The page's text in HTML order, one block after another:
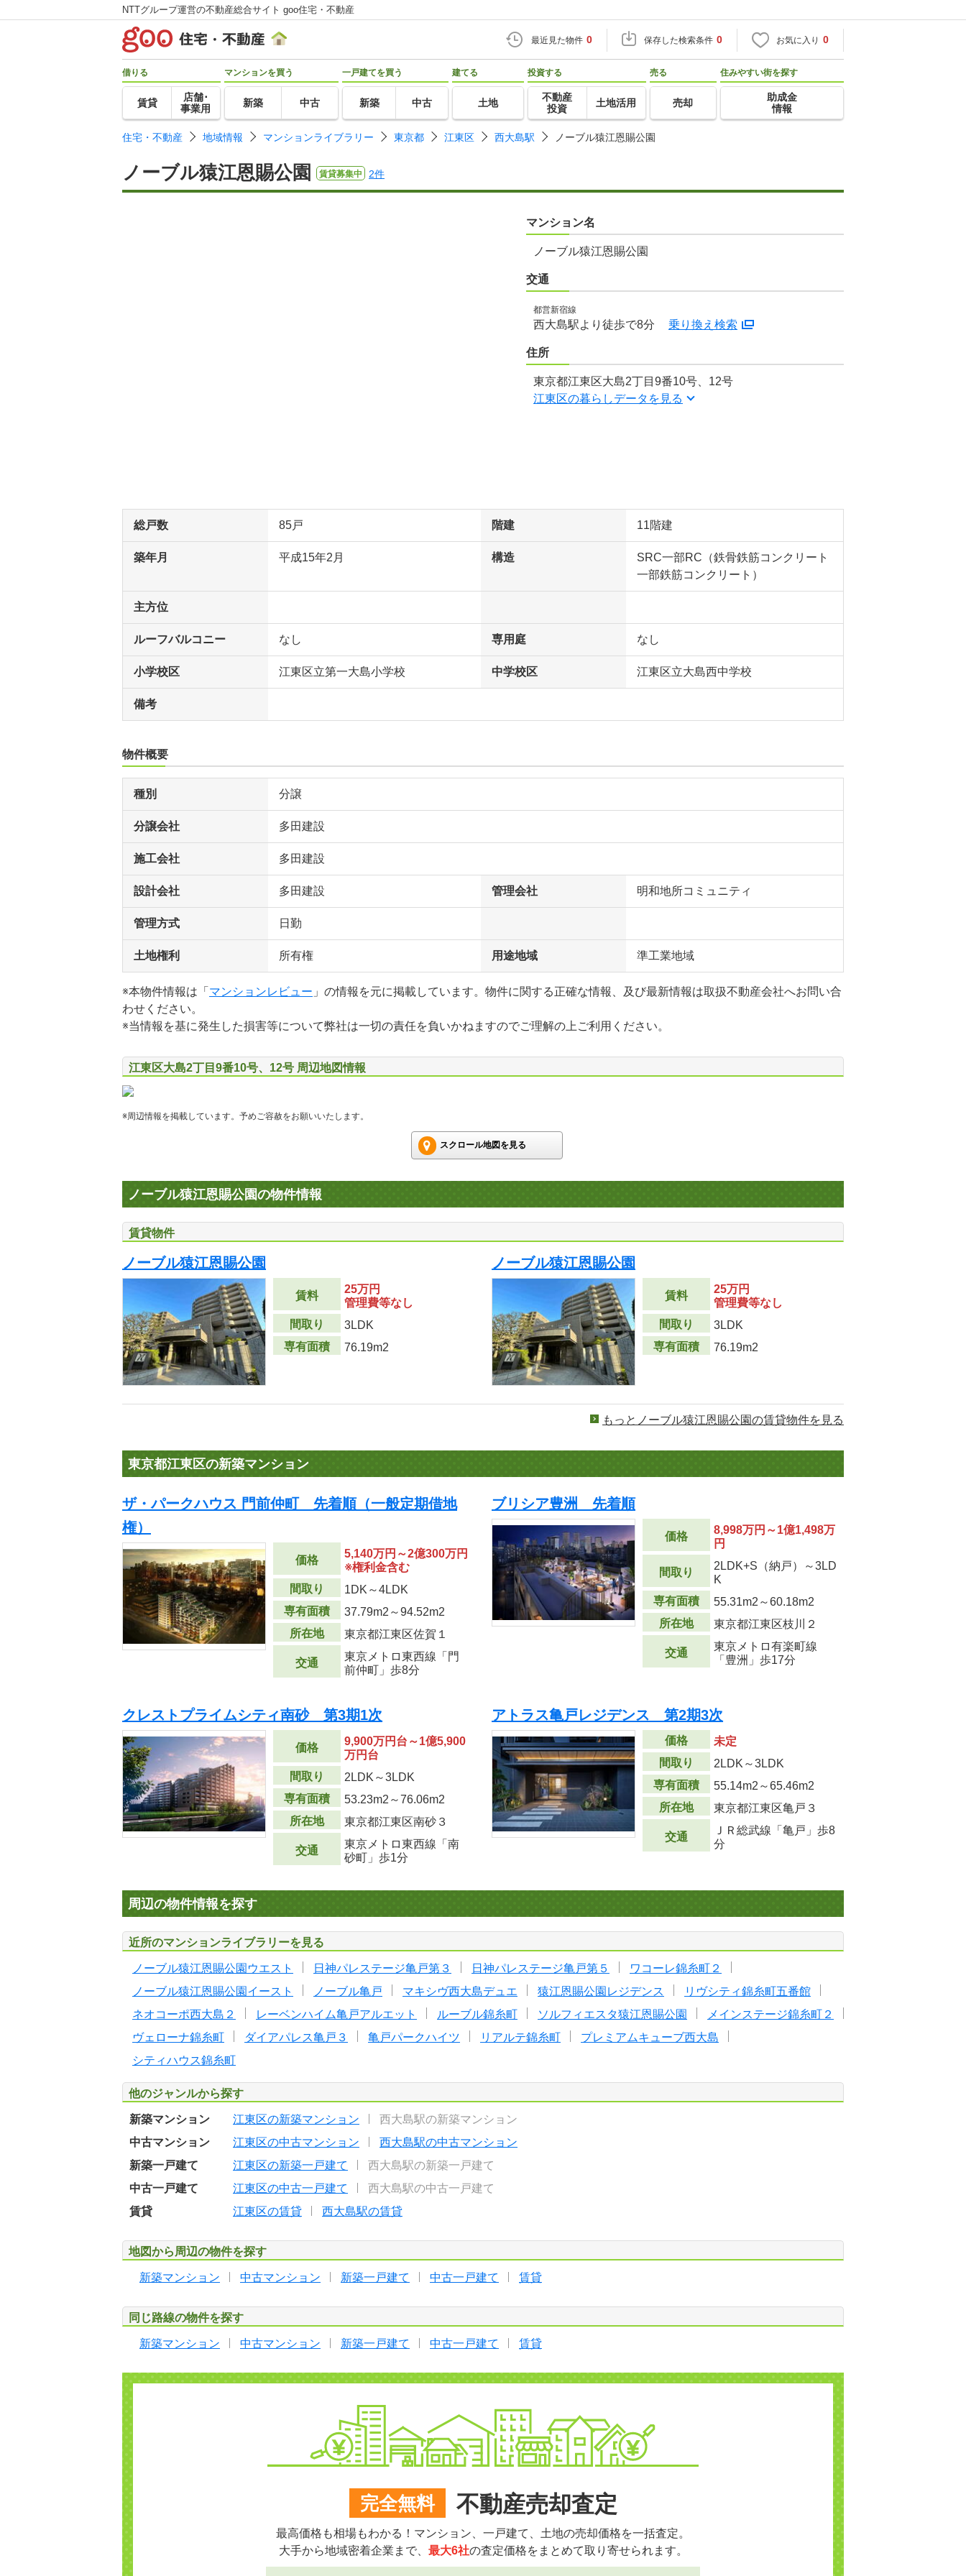
NTTグループ運営の不動産総合サイト goo住宅・不動産
最近見た物件 0 保存した検索条件 0 お気に入り 0
借りる
賃貸
店舗･
事業用
マンションを買う
新築 中古
一戸建てを買う
新築 中古
建てる
土地
投資する
不動産
投資
土地活用
売る
売却
住みやすい街を探す
助成金
情報
住宅・不動産 地域情報 マンションライブラリー 東京都 江東区 西大島駅 ノーブル猿江恩賜公園
ノーブル猿江恩賜公園 賃貸募集中 2件
マンション名
ノーブル猿江恩賜公園
交通
都営新宿線
西大島駅より徒歩で8分 乗り換え検索
住所
東京都江東区大島2丁目9番10号、12号
江東区の暮らしデータを見る
総戸数 85戸 階建 11階建
築年月 平成15年2月 構造
SRC一部RC（鉄骨鉄筋コンクリート
一部鉄筋コンクリート）
主方位
ルーフバルコニー なし 専用庭 なし
小学校区 江東区立第一大島小学校 中学校区 江東区立大島西中学校
備考
物件概要
種別 分譲
分譲会社 多田建設
施工会社 多田建設
設計会社 多田建設 管理会社 明和地所コミュニティ
管理方式 日勤
土地権利 所有権 用途地域 準工業地域
※本物件情報は「 マンションレビュー 」の情報を元に掲載しています。物件に関する正確な情報、及び最新情報は取扱不動産会社へお問い合
わせください。
※当情報を基に発生した損害等について弊社は一切の責任を負いかねますのでご理解の上ご利用ください。
江東区大島2丁目9番10号、12号 周辺地図情報
※周辺情報を掲載しています。予めご容赦をお願いいたします。
スクロール地図を見る
ノーブル猿江恩賜公園の物件情報
賃貸物件
ノーブル猿江恩賜公園
賃料
25万円
管理費等なし
間取り
3LDK
専有面積
76.19m2
ノーブル猿江恩賜公園
賃料
25万円
管理費等なし
間取り
3LDK
専有面積
76.19m2
もっとノーブル猿江恩賜公園の賃貸物件を見る
東京都江東区の新築マンション
ザ・パークハウス 門前仲町 先着順（一般定期借地
権）
価格
5,140万円～2億300万円
※権利金含む
間取り
1DK～4LDK
専有面積
37.79m2 ～94.52m2
所在地
東京都江東区佐賀１
交通
東京メトロ東西線「門
前仲町」歩8分
ブリシア豊洲 先着順
価格
8,998万円～1億1,498万
円
間取り
2LDK+S（納戸）～3LD
K
専有面積
55.31m2 ～60.18m2
所在地
東京都江東区枝川２
交通
東京メトロ有楽町線
「豊洲」歩17分
クレストプライムシティ南砂 第3期1次
価格
9,900万円台～1億5,900
万円台
間取り
2LDK～3LDK
専有面積
53.23m2 ～76.06m2
所在地
東京都江東区南砂３
交通
東京メトロ東西線「南
砂町」歩1分
アトラス亀戸レジデンス 第2期3次
価格
未定
間取り
2LDK～3LDK
専有面積
55.14m2 ～65.46m2
所在地
東京都江東区亀戸３
交通
ＪＲ総武線「亀戸」歩8
分
周辺の物件情報を探す
近所のマンションライブラリーを見る
ノーブル猿江恩賜公園ウエスト 日神パレステージ亀戸第３ 日神パレステージ亀戸第５
ワコーレ錦糸町２
ノーブル猿江恩賜公園イースト
ノーブル亀戸 マキシヴ西大島デュエ 猿江恩賜公園レジデンス
リヴシティ錦糸町五番館
ネオコーポ西大島２
レーベンハイム亀戸アルエット ルーブル錦糸町 ソルフィエスタ猿江恩賜公園
メインステージ錦糸町２
ヴェローナ錦糸町
ダイアパレス亀戸３ 亀戸パークハイツ リアルテ錦糸町
プレミアムキューブ西大島
シティハウス錦糸町
他のジャンルから探す
新築マンション 江東区の新築マンション
西大島駅の新築マンション
中古マンション
江東区の中古マンション
西大島駅の中古マンション
新築一戸建て
江東区の新築一戸建て
西大島駅の新築一戸建て
中古一戸建て
江東区の中古一戸建て
西大島駅の中古一戸建て
賃貸
江東区の賃貸 西大島駅の賃貸
地図から周辺の物件を探す
新築マンション 中古マンション 新築一戸建て 中古一戸建て 賃貸
同じ路線の物件を探す
新築マンション 中古マンション 新築一戸建て 中古一戸建て 賃貸
完全無料 不動産売却査定
最高価格も相場もわかる！マンション、一戸建て、土地の売却価格を一括査定。
大手から地域密着企業まで、 最大6社の査定価格をまとめて取り寄せられます。